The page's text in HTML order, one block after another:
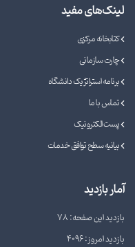
لینک‌های مفید
کتابخانه مرکزی
چارت سازمانی
برنامه استراتژیک دانشگاه
تماس با ما
پست الکترونیک
بیانیه سطح توافق خدمات
آمار بازدید
بازدید این صفحه: 78
بازدید امروز: 4096